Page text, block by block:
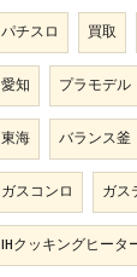
パチスロ 買取
愛知 プラモデル
東海 バランス釜
ガスコンロ ガス
IHクッキングヒータ